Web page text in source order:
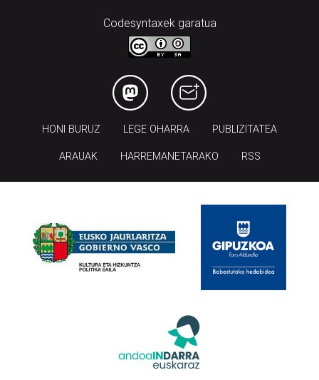
Codesyntaxek garatua
HONI BURUZ LEGE OHARRA PUBLIZITATEA
ARAUAK HARREMANETARAKO RSS